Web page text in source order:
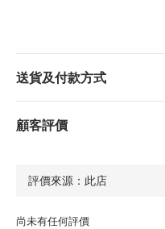
送貨及付款方式
顧客評價
尚未有任何評價